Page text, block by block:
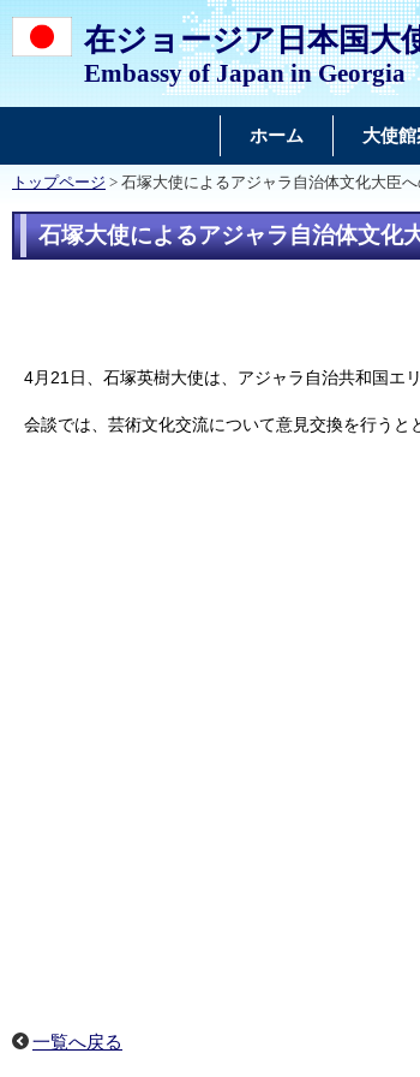
在ジョージア日本国大
Embassy of Japan in Georgia
ホーム 大使
トップページ > 石塚大使によるアジャラ自治体文化大臣
石塚大使によるアジャラ自治体文化
4月21日、石塚英樹大使は、アジャラ自治共和国エ
会談では 、芸術文化交流について意見交換を行うと
一覧へ戻る